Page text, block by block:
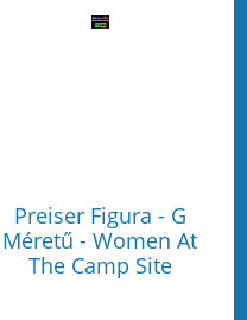
Preiser Figura - G
Méretű - Women At
The Camp Site